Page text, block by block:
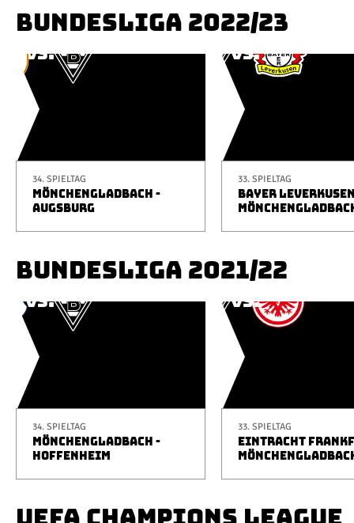
BUNDESLIGA 2022/23
34. SPIELTAG
MÖNCHENGLADBACH -
AUGSBURG
33. SPIELTAG
BAYER
BUNDESLIGA 2021/22
34. SPIELTAG
MÖNCHENGLADBACH -
HOFFENHEIM
33. SPIELTAG
EINTRACHT
UEFA CHAMPIONS LEAGUE